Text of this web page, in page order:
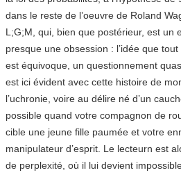
dans le reste de l’oeuvre de Roland
L;G;M, qui, bien que postérieur, est un
presque une obsession : l’idée que
est équivoque, un questionnement
est ici évident avec cette histoire de
l’uchronie, voire au délire né d’un
possible quand votre compagnon de
cible une jeune fille paumée et votre
manipulateur d’esprit. Le lecteurn est
de perplexité, où il lui devient